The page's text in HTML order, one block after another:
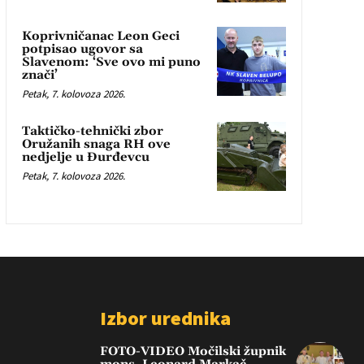
Koprivničanac Leon Geci
potpisao ugovor sa
Slavenom: ‘Sve ovo mi puno
znači’
Petak, 7. kolovoza 2026.
Taktičko-tehnički zbor
Oružanih snaga RH ove
nedjelje u Đurđevcu
Petak, 7. kolovoza 2026.
Izbor urednika
FOTO-VIDEO Močilski župnik